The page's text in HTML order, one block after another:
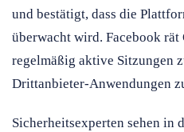
und bestätigt, dass die
überwacht wird. Facebook rät
regelmäßig aktive Sitzungen
Drittanbieter-Anwendungen
Sicherheitsexperten sehen in